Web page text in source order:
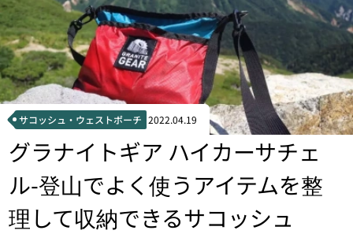
サコッシュ・ウェストポーチ 2022.04.19
グラナイトギア ハイカーサチェ
ル-登山でよく使うアイテムを整
理して収納できるサコッシュ